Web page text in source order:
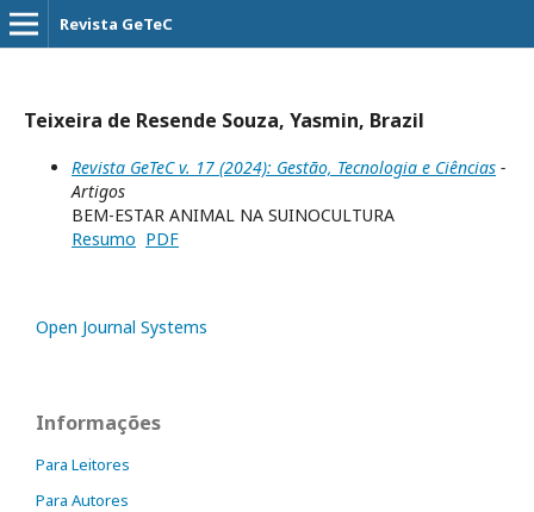
Revista GeTeC
Teixeira de Resende Souza, Yasmin, Brazil
Revista GeTeC v. 17 (2024): Gestão, Tecnologia e Ciências -
Artigos
BEM-ESTAR ANIMAL NA SUINOCULTURA
Resumo PDF
Open Journal Systems
Informações
Para Leitores
Para Autores